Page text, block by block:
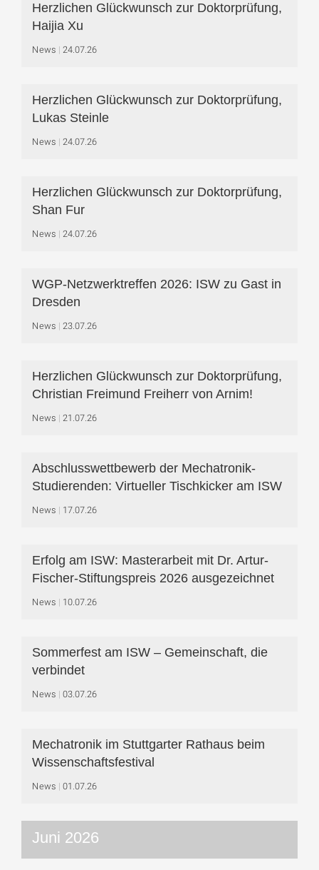
Herzlichen Glückwunsch zur Doktorprüfung,
Haijia Xu
News 24.07.26
Herzlichen Glückwunsch zur Doktorprüfung,
Lukas Steinle
News 24.07.26
Herzlichen Glückwunsch zur Doktorprüfung,
Shan Fur
News 24.07.26
WGP-Netzwerktreffen 2026: ISW zu Gast in
Dresden
News 23.07.26
Herzlichen Glückwunsch zur Doktorprüfung,
Christian Freimund Freiherr von Arnim!
News 21.07.26
Abschlusswettbewerb der Mechatronik-
Studierenden: Virtueller Tischkicker am ISW
News 17.07.26
Erfolg am ISW: Masterarbeit mit Dr. Artur-
Fischer-Stiftungspreis 2026 ausgezeichnet
News 10.07.26
Sommerfest am ISW – Gemeinschaft, die
verbindet
News 03.07.26
Mechatronik im Stuttgarter Rathaus beim
Wissenschaftsfestival
News 01.07.26
Juni 2026